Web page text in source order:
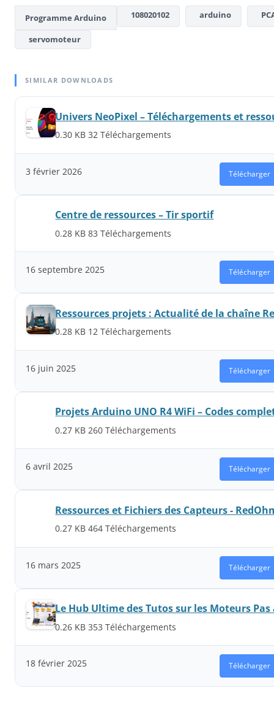
Programme Arduino 108020102 arduino
servomoteur
SIMILAR DOWNLOADS
Univers NeoPixel – Téléchargements et
0.30 KB32 Téléchargements
3 février 2026 Télécharger
Centre de ressources – Tir sportif
0.28 KB83 Téléchargements
16 septembre 2025 Télécharger
Ressources projets : Actualité de la chaîne
0.28 KB 12 Téléchargements
16 juin 2025 Télécharger
Projets Arduino UNO R4 WiFi – Codes
0.27 KB260 Téléchargements
6 avril 2025 Télécharger
Ressources et Fichiers des Capteurs -
0.27 KB464 Téléchargements
16 mars 2025 Télécharger
Le Hub Ultime des Tutos sur les Moteurs Pas
0.26 KB353 Téléchargements
18 février 2025 Télécharger